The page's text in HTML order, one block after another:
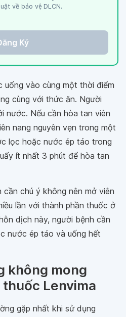
về bảo vệ DLCN.
Ký
uống vào cùng một thời điểm
cùng với thức ăn. Người
nước. Nếu cần hòa tan viên
nang nguyên vẹn trong một
lọc hoặc nước ép táo trong
ít nhất 3 phút để hòa tan
chú ý không nên mở viên
lần với thành phần thuốc ở
dịch này, người bệnh cần
nước ép táo và uống hết
không mong
Lenvima
gặp nhất khi sử dụng